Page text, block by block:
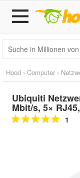
Hood › Computer ›
Ubiquiti
Mbit/s, 5×
1